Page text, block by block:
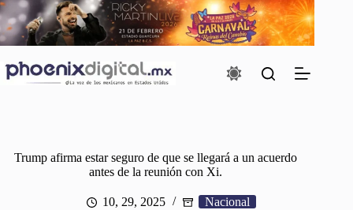
Saltar
al
contenido
Trump afirma estar seguro de que se llegará a un acuerdo
antes de la reunión con Xi.
10, 29, 2025 Nacional